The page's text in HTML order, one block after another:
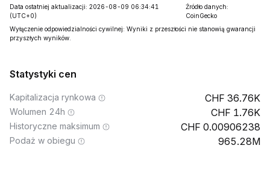
Data ostatniej aktualizacji: 2026-08-09 06:34:41
(UTC+0)
Źródło danych:
CoinGecko
Wyłączenie odpowiedzialności cywilnej: Wyniki z przeszłości nie stanowią gwarancji
przyszłych wyników.
Statystyki cen
Kapitalizacja rynkowa 36.76K
Wolumen 24h 1.76K
Historyczne maksimum 0.00906238
Podaż w obiegu 965.28M